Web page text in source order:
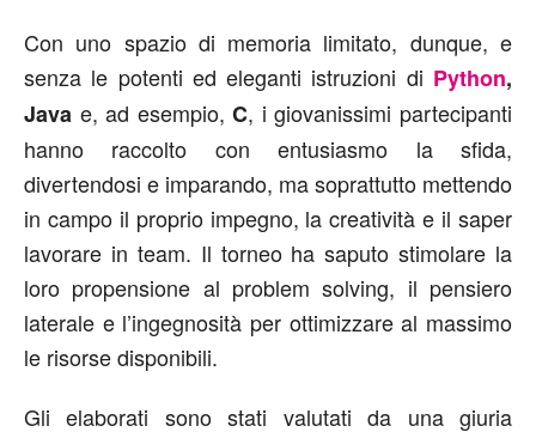
Con uno spazio di memoria limitato, dunque, e
senza le potenti ed eleganti istruzioni di Python,
Java e, ad esempio,C, i giovanissimi partecipanti
hanno raccolto con entusiasmo la sfida,
divertendosi e imparando, ma soprattutto mettendo
in campo il proprio impegno, la creatività e il saper
lavorare in team. Il torneo ha saputo stimolare la
loro propensione al problem solving, il pensiero
laterale e l’ingegnosità per ottimizzare al massimo
le risorse disponibili.
Gli elaborati sono stati valutati da una giuria